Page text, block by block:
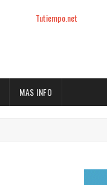
Tutiempo.net
MAS INFO